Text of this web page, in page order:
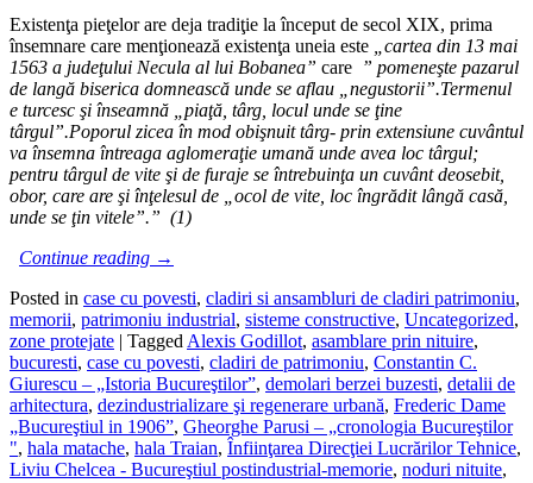
Existenţa pieţelor are deja tradiţie la început de secol XIX, prima
însemnare care menţionează existenţa uneia este „cartea din 13 mai
1563 a judeţului Necula al lui Bobanea” care ” pomeneşte pazarul
de langă biserica domnească unde se aflau „negustorii”.Termenul
e turcesc şi înseamnă „piaţă , târg, locul unde se ţine
târgul”.Poporul zicea în mod obişnuit târg- prin extensiune cuvântul
va însemna întreaga aglomeraţie umană unde avea loc târgul;
pentru târgul de vite şi de furaje se întrebuinţa un cuvânt deosebit,
obor, care are şi înţelesul de „ocol de vite, loc îngrădit lângă casă
unde se ţin vitele”.” (1)
Continue reading →
Posted in case cu povesti, cladiri si ansambluri de cladiri patrimoniu,
memorii, patrimoniu industrial, sisteme constructive, Uncategorized,
zone protejate | Tagged Alexis Godillot, asamblare prin nituire,
bucuresti, case cu povesti, cladiri de patrimoniu, Constantin C.
Giurescu – „Istoria Bucureştilor”, demolari berzei buzesti, detalii de
arhitectura, dezindustrializare şi regenerare urbană, Frederic Dame
„Bucureştiul in 1906”, Gheorghe Parusi – „cronologia Bucureştilor
", hala matache, hala Traian, Înfiinţarea Direcţiei Lucrărilor Tehnice,
Liviu Chelcea - Bucureştiul postindustrial-memorie, noduri nituite,